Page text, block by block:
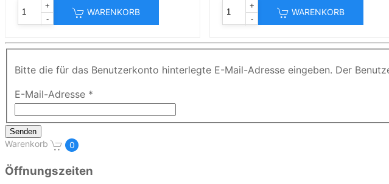
+
-
WARENKORB
+
-
WARENKORB
Bitte die für das Benutzerkonto hinterlegte E-Mail-Adresse eingeben. Der
E-Mail-Adresse *
Senden
Warenkorb 0
Öffnungszeiten